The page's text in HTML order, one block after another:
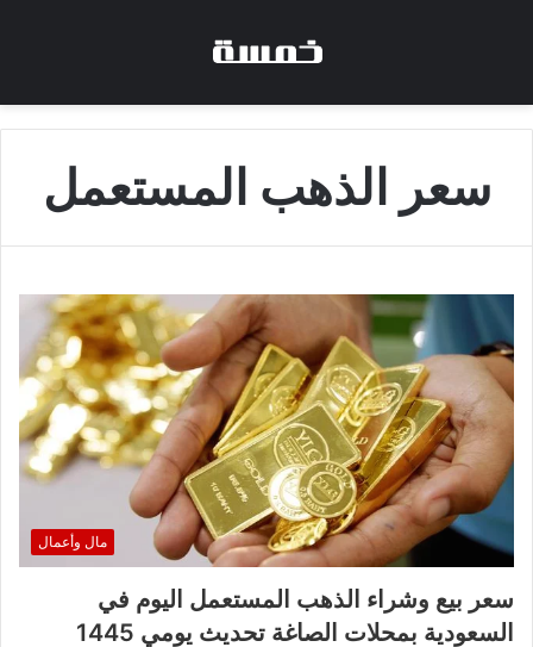
سعر الذهب المستعمل
مال وأعمال
سعر بيع وشراء الذهب المستعمل اليوم في
السعودية بمحلات الصاغة تحديث يومي 1445